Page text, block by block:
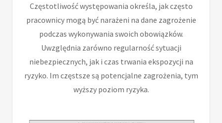
Częstotliwość występowania określa, jak często
pracownicy mogą być narażeni na dane zagrożenie
podczas wykonywania swoich obowiązków.
Uwzględnia zarówno regularność sytuacji
niebezpiecznych, jak i czas trwania ekspozycji na
ryzyko. Im częstsze są potencjalne zagrożenia, tym
wyższy poziom ryzyka.